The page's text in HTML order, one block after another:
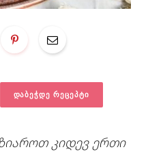
ᲓᲐᲑᲔᲭᲓᲔ ᲠᲔᲪᲔᲞᲢᲘ
კიდევ ერთი